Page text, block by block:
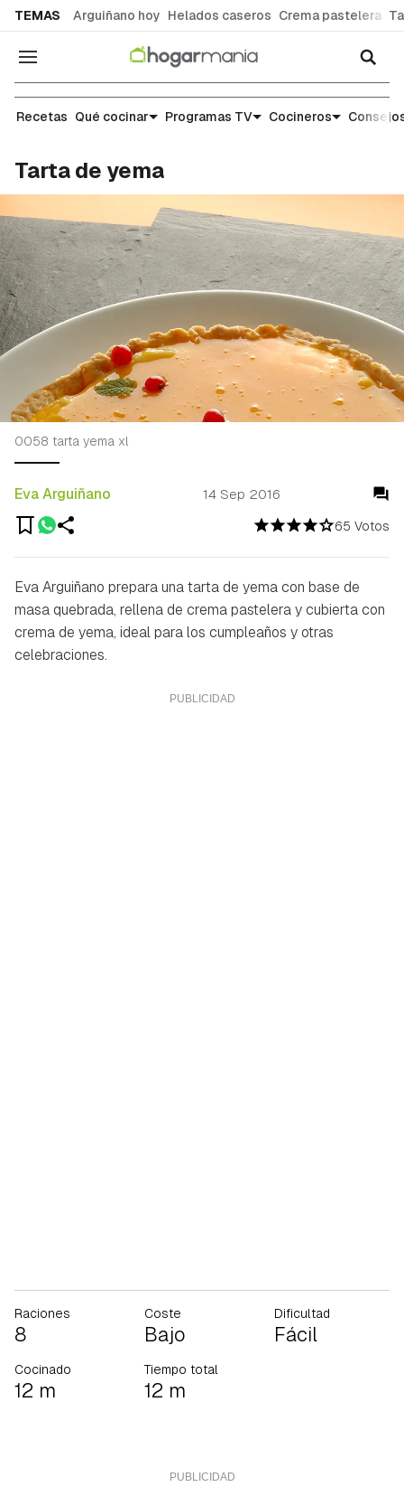
TEMAS Arguiñano hoy Helados caseros Crema pastelera
Navegación
Recetas
Recetas Qué cocinar Programas TV Cocineros
Tarta de yema
65 Votos
Eva Arguiñano 14 Sep 2016
0058 tarta yema xl
Eva Arguiñano prepara una tarta de yema con base de
masa quebrada, rellena de crema pastelera y cubierta con
crema de yema, ideal para los cumpleaños y otras
celebraciones.
Raciones
8
Coste
Bajo
Dificultad
Fácil
Cocinado
12 m
Tiempo total
12 m